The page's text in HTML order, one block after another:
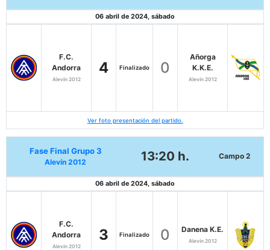
06 abril de 2024, sábado
F.C.
Andorra
Alevín 2012
4 Finalizado 0
Añorga
K.K.E.
Alevín 2012
Ver foto presentación del partido.
Fase Final Grupo 3
Alevín 2012 13:20 h. Campo 2
06 abril de 2024, sábado
F.C.
Andorra
Alevín 2012
3 Finalizado 0 Danena K.E.
Alevín 2012